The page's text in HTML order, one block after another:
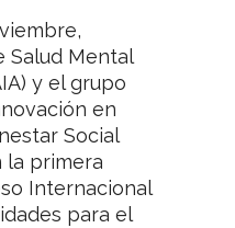
Salud Mental
y el grupo
en
Social
la primera
Internacional
para el